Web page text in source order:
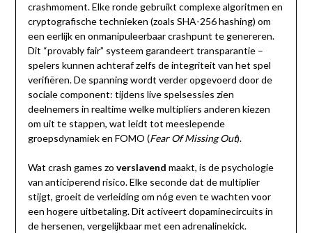
crashmoment. Elke ronde gebruikt complexe algoritmen en
cryptografische technieken (zoals SHA-256 hashing) om
een eerlijk en onmanipuleerbaar crashpunt te genereren.
Dit “provably fair” systeem garandeert transparantie –
spelers kunnen achteraf zelfs de integriteit van het spel
verifiëren. De spanning wordt verder opgevoerd door de
sociale component: tijdens live spelsessies zien
deelnemers in realtime welke multipliers anderen kiezen
om uit te stappen, wat leidt tot meeslepende
groepsdynamiek en FOMO (Fear Of Missing Out).
Wat crash games zo verslavend maakt, is de psychologie
van anticiperend risico. Elke seconde dat de multiplier
stijgt, groeit de verleiding om nóg even te wachten voor
een hogere uitbetaling. Dit activeert dopaminecircuits in
de hersenen, vergelijkbaar met een adrenalinekick.